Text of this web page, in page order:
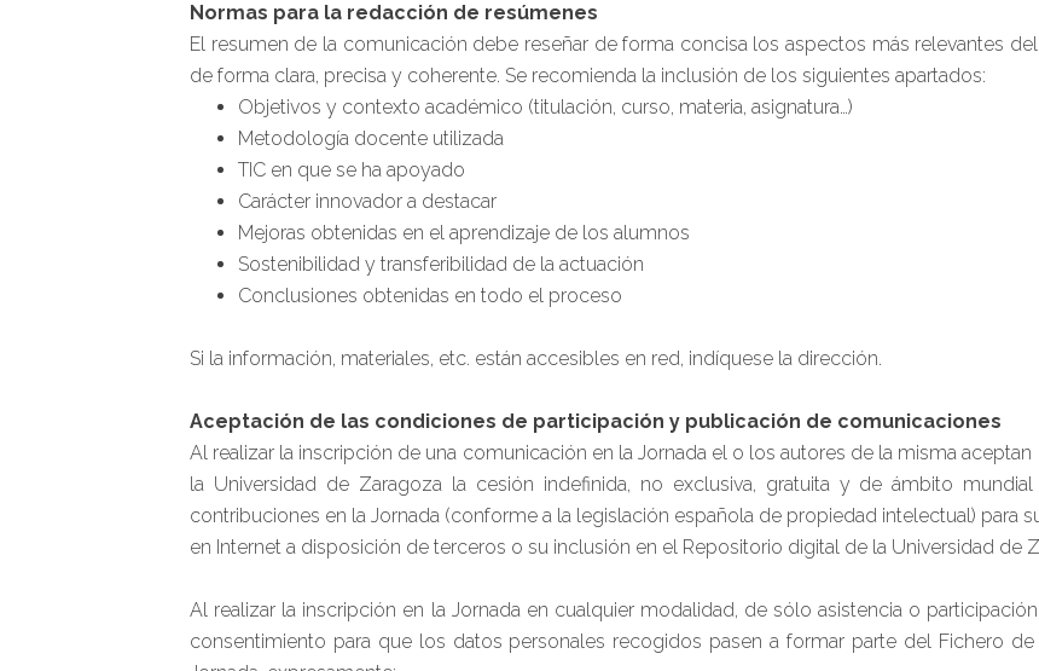
Normas para la redacción de resúmenes
El resumen de la comunicación debe reseñar de forma concisa los aspectos más relevantes
de forma clara, precisa y coherente. Se recomienda la inclusión de los siguientes apartados:
Objetivos y contexto académico (titulación, curso, materia, asignatura…)
Metodología docente utilizada
TIC en que se ha apoyado
Carácter innovador a destacar
Mejoras obtenidas en el aprendizaje de los alumnos
Sostenibilidad y transferibilidad de la actuación
Conclusiones obtenidas en todo el proceso
Si la información, materiales, etc. están accesibles en red, indíquese la dirección.
Aceptación de las condiciones de participación y publicación de comunicaciones
Al realizar la inscripción de una comunicación en la Jornada el o los autores de la misma
la Universidad de Zaragoza la cesión indefinida, no exclusiva, gratuita y de ámbito
contribuciones en la Jornada (conforme a la legislación española de propiedad intelectual) para
en Internet a disposición de terceros o su inclusión en el Repositorio digital de la Universidad de
Al realizar la inscripción en la Jornada en cualquier modalidad, de sólo asistencia o
consentimiento para que los datos personales recogidos pasen a formar parte del Fichero